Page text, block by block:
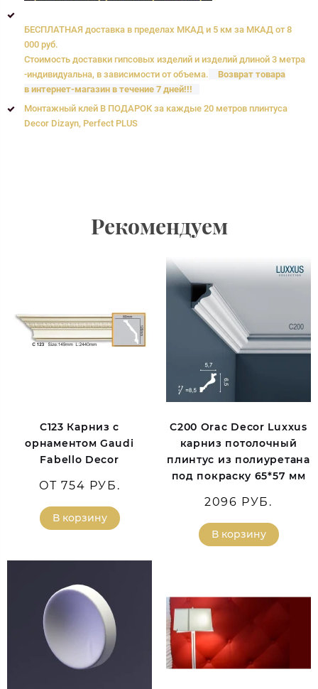
БЕСПЛАТНАЯ доставка в пределах МКАД и 5 км за МКАД от 8
000 руб.
Стоимость доставки гипсовых изделий и изделий длиной 3 метра
-индивидуальна, в зависимости от объема.
Возврат товара
в интернет-магазин в течение 7 дней!!!
Монтажный клей В ПОДАРОК за каждые 20 метров плинтуса
Decor Dizayn, Perfect PLUS
Рекомендуем
C123 Карниз с
орнаментом Gaudi
Fabello Decor
ОТ 754 РУБ.
В корзину
C200 Orac Decor Luxxus
карниз потолочный
плинтус из полиуретана
под покраску 65*57 мм
2096 РУБ.
В корзину